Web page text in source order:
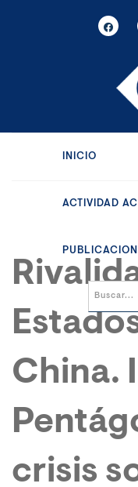
INICIO
ACTIVIDAD
China.
crisis